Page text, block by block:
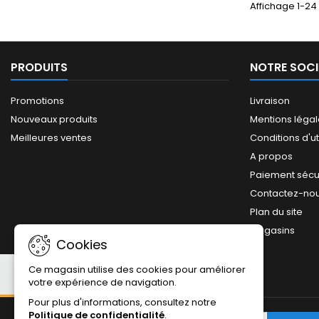
Affichage 1-
PRODUITS
Promotions
Nouveaux produits
Meilleures ventes
NOTRE
Livraison
Mentions
Conditions
A propos
Paiement
Contactez-
Plan du site
Magasins
Cookies
Ce magasin utilise des cookies pour améliorer
votre expérience de navigation.
Pour plus d'informations, consultez notre
Politique de confidentialité.